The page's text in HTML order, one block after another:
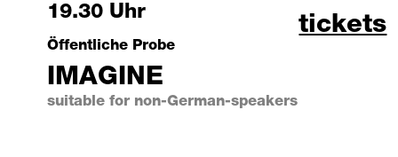
Saturday, 17 October 2026
19.30 Uhr
Öffentliche Probe
IMAGINE
suitable for non-German-speakers
tickets